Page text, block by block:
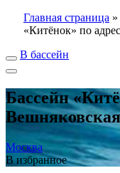
Главная страница »
«Китёнок» по
В бассейн
Бассейн
Москва
В избранное